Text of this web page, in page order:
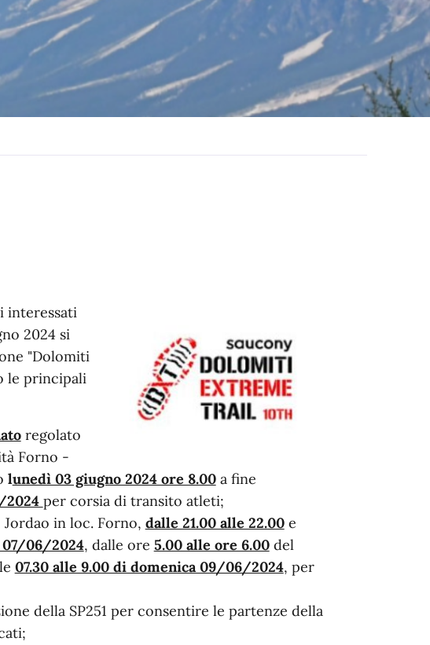
interessati
2024 si
"Dolomiti
le principali
regolato
Forno -
lunedì 03 giugno 2024 ore 8.00a fine
2024 per corsia di transito atleti;
in loc. Forno, dalle 21.00 alle 22.00e
06/2024, dalle ore 5.00 alle ore 6.00del
07.30 alle 9.00 di domenica 09/06/2024, per
della SP251 per consentire le partenze della